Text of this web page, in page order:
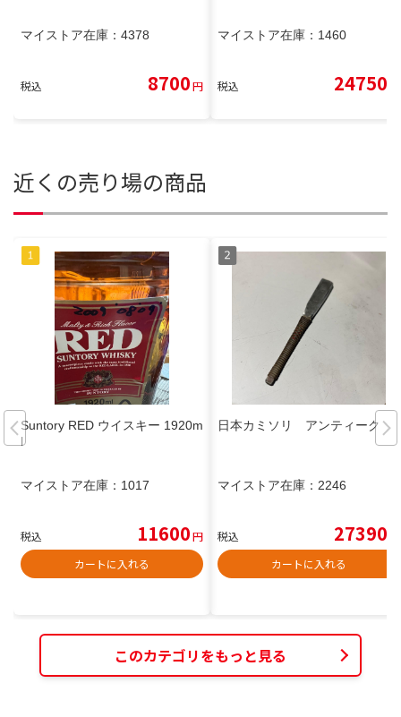
マイストア在庫： 4378
税込 8700円
マイストア在庫： 1460
税込 24750
近くの売り場の商品
Suntory RED ウイスキー 1920m
l
マイストア在庫： 1017
税込 11600円
カートに入れる
日本カミソリ アンティーク
マイストア在庫： 2246
税込 27390
カートに入れる
このカテゴリをもっと見る